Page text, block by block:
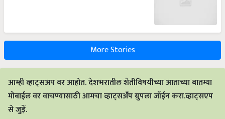
More Stories
आम्ही व्हाट्सअप वर आहोत. देशभरातील शेतीविषयीच्या आताच्या बातम्या
मोबाईल वर वाचण्यासाठी आमचा व्हाट्सअँप ग्रुपला जॉईन करा.व्हाट्सएप
से जुड़ें.